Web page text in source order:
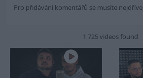
Pro přidávání komentářů se musíte nejdříve
1 725 videos found